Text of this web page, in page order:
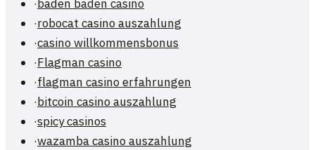
·baden baden casino
·robocat casino auszahlung
·casino willkommensbonus
·Flagman casino
·flagman casino erfahrungen
·bitcoin casino auszahlung
·spicy casinos
·wazamba casino auszahlung